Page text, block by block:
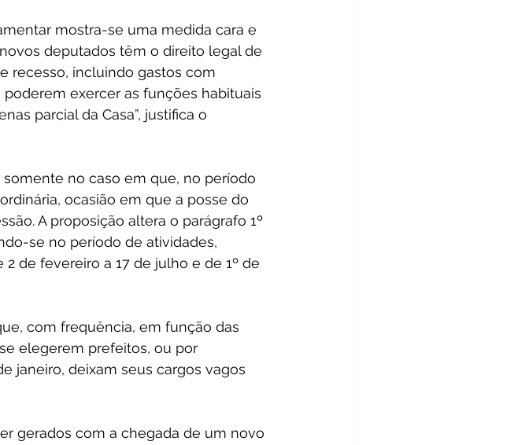
mostra-se uma medida cara e
deputados têm o direito legal de
recesso, incluindo gastos com
exercer as funções habituais
parcial da Casa”, justifica o
no caso em que, no período
ocasião em que a posse do
A proposição altera o parágrafo 1º
se no período de atividades,
de fevereiro a 17 de julho e de 1º de
com frequência, em função das
elegerem prefeitos, ou por
janeiro, deixam seus cargos vagos
gerados com a chegada de um novo